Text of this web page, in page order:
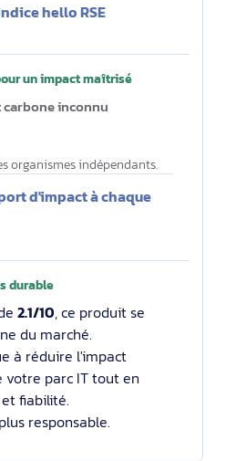
hello RSE
un impact maîtrisé
carbone inconnu
organismes indépendants.
d'impact à chaque
durable
2.1/10, ce produit se
du marché.
à réduire l'impact
parc IT tout en
fiabilité.
responsable.